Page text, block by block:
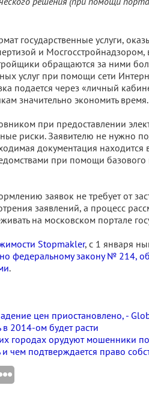
решения (при помощи
государственные услуги,
и Мосгосстройнадзором,
обращаются за ними
услуг при помощи сети
подается через «личный
значительно экономить время.
при предоставлении
риски. Заявителю не нужно
документация
при помощи
заявок не требует от
заявлений, а процесс
на московском портале
Stopmakler, с 1 января
федеральному закону № 214,
.
цен приостановлено, -
2014-ом будет расти
городах орудуют мошенники
чем подтверждается право